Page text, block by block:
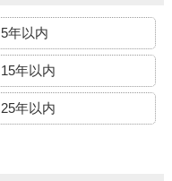
5年以内
15年以内
25年以内